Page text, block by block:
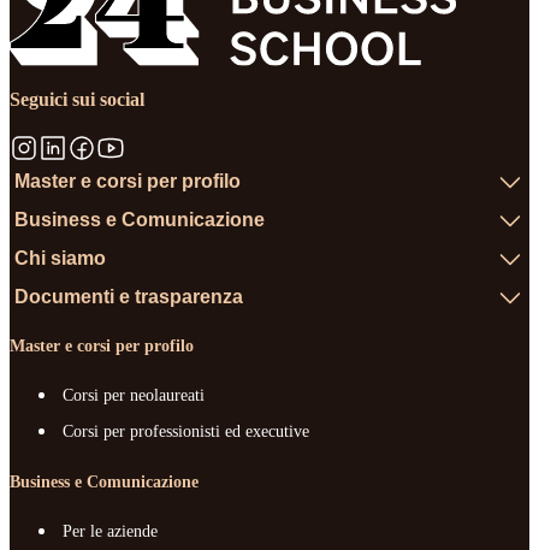
Seguici sui social
Master e corsi per profilo
Business e Comunicazione
Chi siamo
Documenti e trasparenza
Master e corsi per profilo
Corsi per neolaureati
Corsi per professionisti ed executive
Business e Comunicazione
Per le aziende